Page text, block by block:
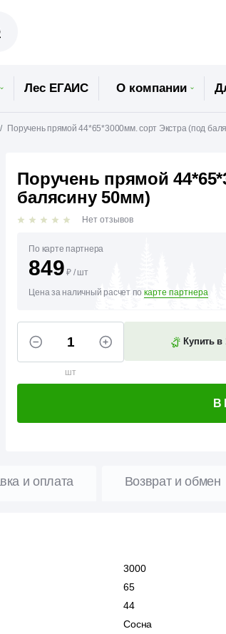
Лес ЕГАИС О компании
Поручень прямой 44*65*3000мм. сорт Экстра (под
Поручень прямой
балясину 50мм)
Нет отзывов
По карте партнера
849 ₽ / шт
Цена за наличный расчет по карте партнера
шт
Купить в
В
и оплата Возврат и обмен
3000
65
44
Сосна